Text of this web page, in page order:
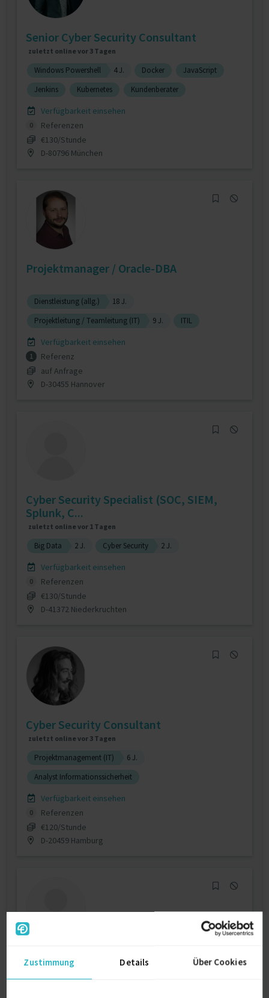
Zustimmung Details Über Cookies
Senior Cyber Security Consultant
zuletzt online vor 3 Tagen
Windows Powershell 4 J. Docker
JavaScript
Jenkins
Kubernetes Kundenberater
Verfügbarkeit einsehen
0
Referenzen
€130/Stunde
D-80796 München
Projektmanager / Oracle-DBA
Dienstleistung (allg.)
18 J.
Projektleitung / Teamleitung (IT)
9 J. ITIL
Verfügbarkeit einsehen
1
Referenz
auf Anfrage
D-30455 Hannover
Cyber Security Specialist (SOC, SIEM,
Splunk, C...
zuletzt online vor 1 Tagen
Big Data 2 J. Cyber Security 2 J.
Verfügbarkeit einsehen
0
Referenzen
€130/Stunde
D-41372 Niederkruchten
Cyber Security Consultant
zuletzt online vor 3 Tagen
Projektmanagement (IT)
6 J.
Analyst Informationssicherheit
Verfügbarkeit einsehen
0
Referenzen
€120/Stunde
D-20459 Hamburg
IT Security Consultant